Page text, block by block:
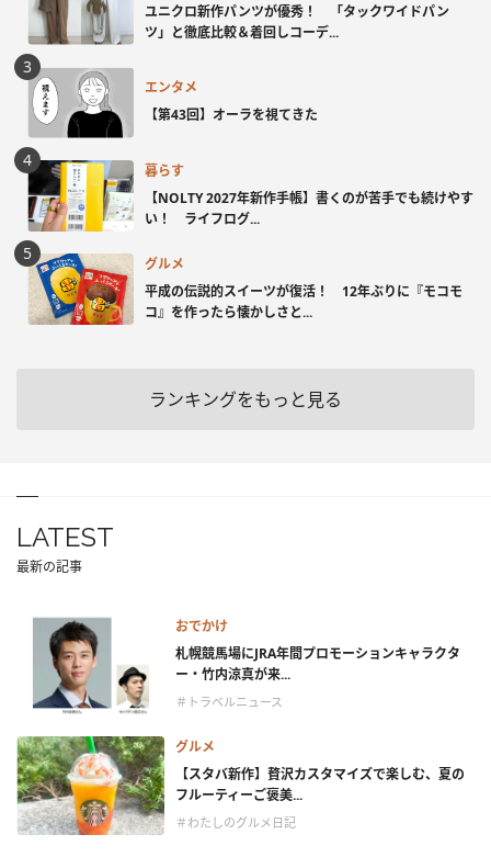
ユニクロ新作パンツが優秀！ 「タックワイドパン
ツ」と徹底比較＆着回しコーデ...
エンタメ
【第43回】オーラを視てきた
暮らす
【NOLTY 2027年新作手帳】書くのが苦手でも続けやす
い！ ライフログ...
グルメ
平成の伝説的スイーツが復活！ 12年ぶりに『モコモ
コ』を作ったら懐かしさと...
ランキングをもっと見る
LATEST
最新の記事
おでかけ
札幌競馬場にJRA年間プロモーションキャラクタ
ー・竹内涼真が来...
＃トラベルニュース
グルメ
【スタバ新作】贅沢カスタマイズで楽しむ、夏の
フルーティーご褒美...
＃わたしのグルメ日記